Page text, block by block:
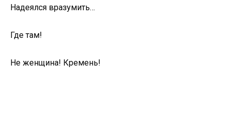
Надеялся вразумить…
Где там!
Не женщина! Кремень!